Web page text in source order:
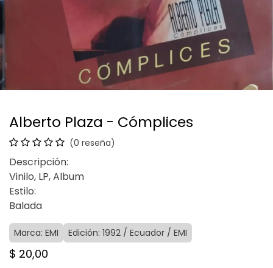
Alberto Plaza - Cómplices
(0 reseña)
Descripción:
Vinilo, LP, Album
Estilo:
Balada
Marca: EMI Edición: 1992 / Ecuador / EMI
$ 20,00